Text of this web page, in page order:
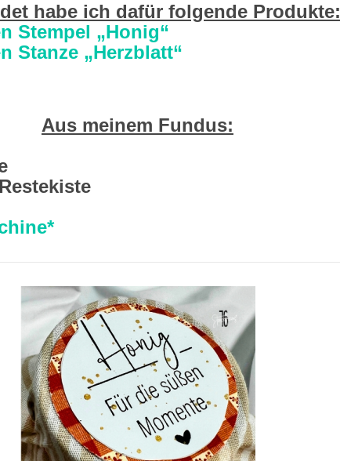
habe ich dafür folgende Produkte:
Stempel „Honig“
Stanze „Herzblatt“
Aus meinem Fundus: